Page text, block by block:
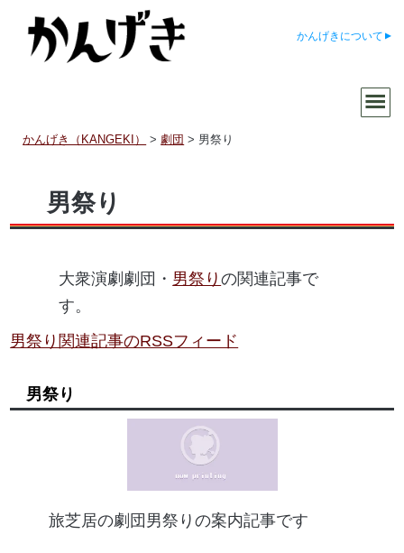
かんげきについて
かんげき（KANGEKI） >劇団 > 男祭り
男祭り
大衆演劇劇団・ 男祭りの関連記事で
す。
男祭り関連記事のRSSフィード
男祭り
旅芝居の劇団男祭りの案内記事です